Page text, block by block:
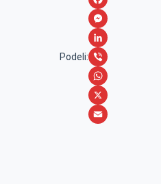
Podeli:
F
a
c
e
b
o
M
e
s
s
e
L
i
n
k
V
i
b
W
h
X